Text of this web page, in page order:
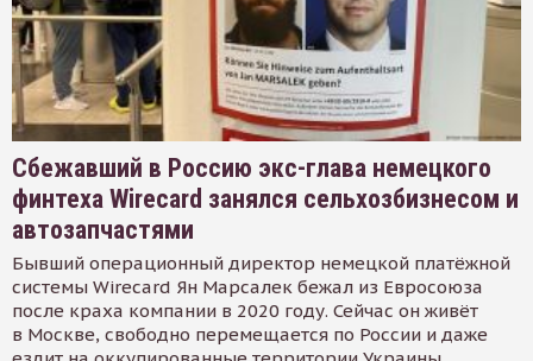
Сбежавший в Россию экс-глава немецкого
финтеха Wirecard занялся сельхозбизнесом и
автозапчастями
Бывший операционный директор немецкой платёжной
системы Wirecard Ян Марсалек бежал из Евросоюза
после краха компании в 2020 году. Сейчас он живёт
в Москве, свободно перемещается по России и даже